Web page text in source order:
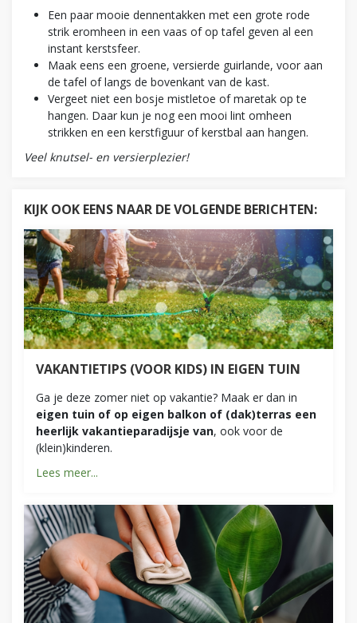
Een paar mooie dennentakken met een grote rode
strik eromheen in een vaas of op tafel geven al een
instant kerstsfeer.
Maak eens een groene, versierde guirlande, voor aan
de tafel of langs de bovenkant van de kast.
Vergeet niet een bosje mistletoe of maretak op te
hangen. Daar kun je nog een mooi lint omheen
strikken en een kerstfiguur of kerstbal aan hangen.
Veel knutsel- en versierplezier!
KIJK OOK EENS NAAR DE VOLGENDE BERICHTEN:
VAKANTIETIPS (VOOR KIDS) IN EIGEN TUIN
Ga je deze zomer niet op vakantie? Maak er dan in
eigen tuin of op eigen balkon of (dak)terras een
heerlijk vakantieparadijsje van, ook voor de
(klein)kinderen.
Lees meer...